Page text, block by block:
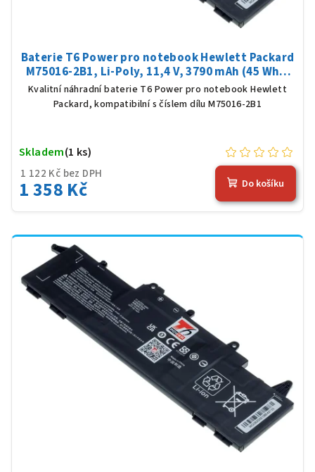
Baterie T6 Power pro notebook Hewlett Packard
M75016-2B1, Li-Poly, 11,4 V, 3790 mAh (45 Wh),
černá
Kvalitní náhradní baterie T6 Power pro notebook Hewlett
Packard, kompatibilní s číslem dílu M75016-2B1
1 122 Kč bez DPH
1 358 Kč
Skladem(1 ks)
Do košíku